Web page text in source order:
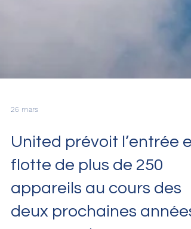
26 mars
United prévoit l’entrée
flotte de plus de 250